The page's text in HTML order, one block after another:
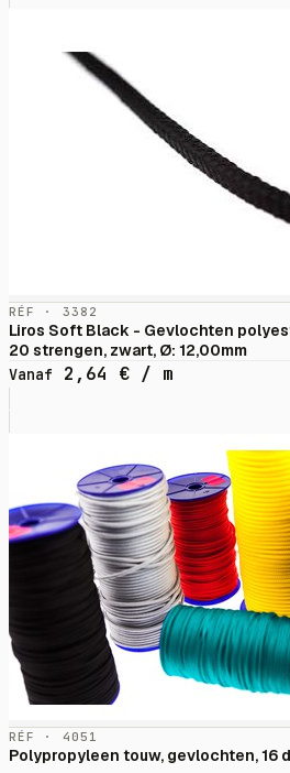
RÉF · 3382
Liros Soft Black - Gevlochten
20 strengen, zwart, Ø: 12,00mm
Vanaf
2,64 € / m
RÉF · 4051
Polypropyleen touw, gevlochten, 16